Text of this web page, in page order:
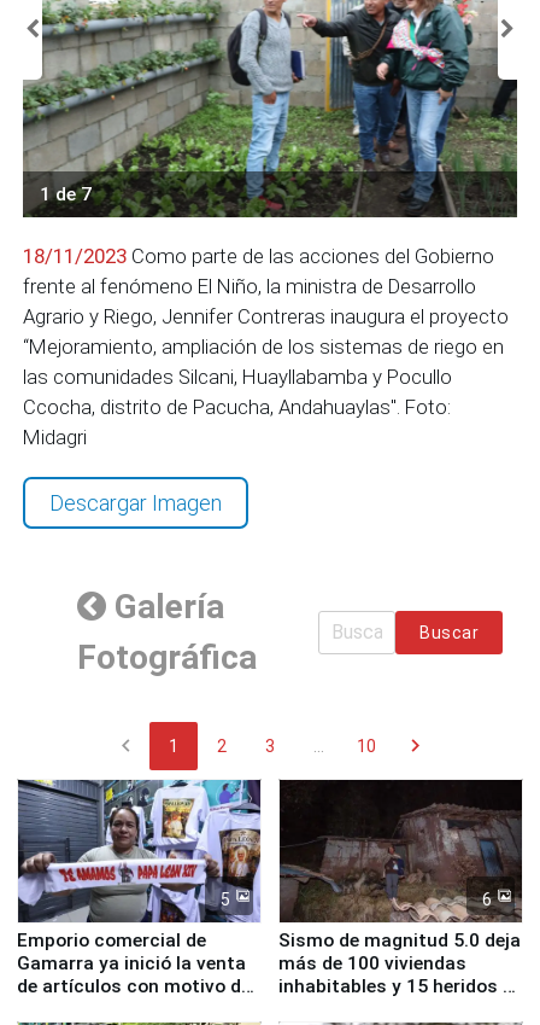
1 de 7
18/11/2023 Como parte de las acciones del Gobierno
frente al fenómeno El Niño, la ministra de Desarrollo
Agrario y Riego, Jennifer Contreras inaugura el proyecto
“Mejoramiento, ampliación de los sistemas de riego en
las comunidades Silcani, Huayllabamba y Pocullo
Ccocha, distrito de Pacucha, Andahuaylas". Foto:
Midagri
Descargar Imagen
Galería
Fotográfica
Buscar
chevron_left 1 2 3 10 chevron_right
5
Emporio comercial de
Gamarra ya inició la venta
de artículos con motivo de
6
Sismo de magnitud 5.0 deja
más de 100 viviendas
inhabitables y 15 heridos en